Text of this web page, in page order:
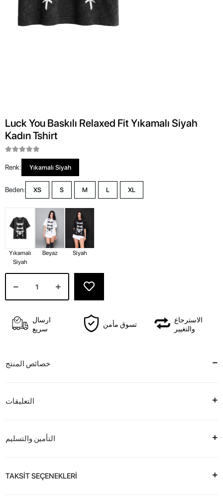
Luck You Baskılı Relaxed Fit Yıkamalı Siyah
Kadın Tshirt
Renk: Yıkamalı Siyah
Beden: XS S M L XL
Yıkamalı
Siyah
Beyaz Siyah
ارسال
سريع
تسوق مأمن
الاسترجاع
والتغيير
خصائص المنتج
التعليقات
التأمين والتسليم
TAKSİT SEÇENEKLERİ